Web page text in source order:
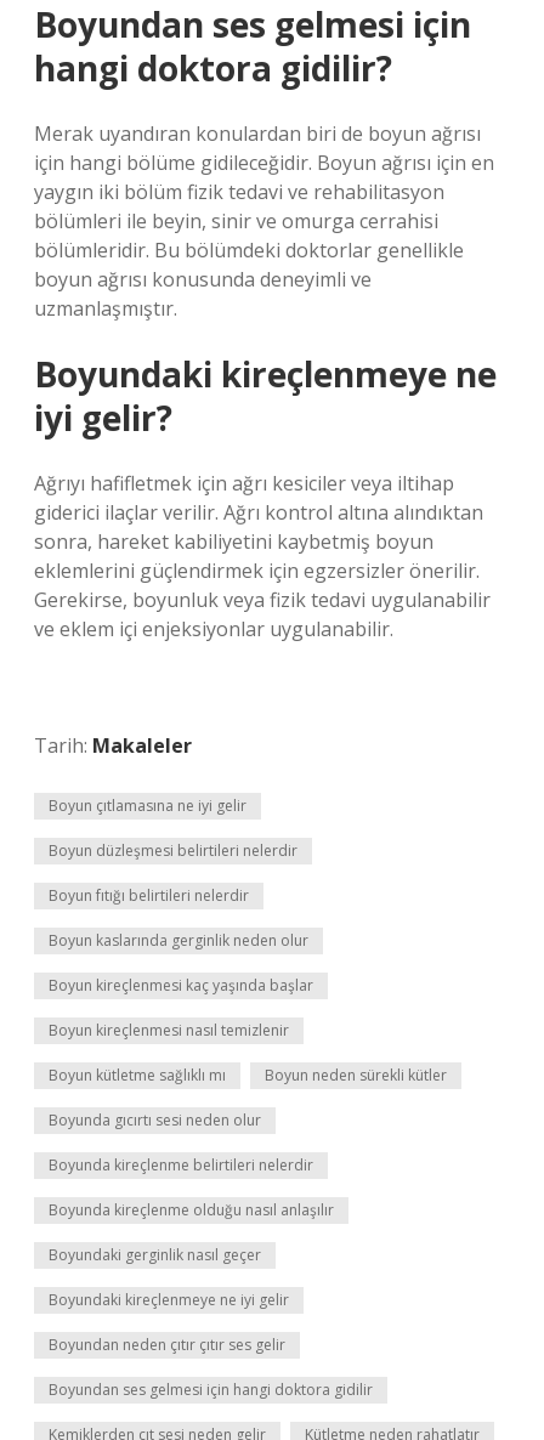
Boyundan ses gelmesi için
hangi doktora gidilir?
Merak uyandıran konulardan biri de boyun ağrısı
için hangi bölüme gidileceğidir. Boyun ağrısı için en
yaygın iki bölüm fizik tedavi ve rehabilitasyon
bölümleri ile beyin, sinir ve omurga cerrahisi
bölümleridir. Bu bölümdeki doktorlar genellikle
boyun ağrısı konusunda deneyimli ve
uzmanlaşmıştır.
Boyundaki kireçlenmeye ne
iyi gelir?
Ağrıyı hafifletmek için ağrı kesiciler veya iltihap
giderici ilaçlar verilir. Ağrı kontrol altına alındıktan
sonra, hareket kabiliyetini kaybetmiş boyun
eklemlerini güçlendirmek için egzersizler önerilir.
Gerekirse, boyunluk veya fizik tedavi uygulanabilir
ve eklem içi enjeksiyonlar uygulanabilir.
Tarih: Makaleler
Boyun çıtlamasına ne iyi gelir
Boyun düzleşmesi belirtileri nelerdir
Boyun fıtığı belirtileri nelerdir
Boyun kaslarında gerginlik neden olur
Boyun kireçlenmesi kaç yaşında başlar
Boyun kireçlenmesi nasıl temizlenir
Boyun kütletme sağlıklı mı Boyun neden sürekli kütler
Boyunda gıcırtı sesi neden olur
Boyunda kireçlenme belirtileri nelerdir
Boyunda kireçlenme olduğu nasıl anlaşılır
Boyundaki gerginlik nasıl geçer
Boyundaki kireçlenmeye ne iyi gelir
Boyundan neden çıtır çıtır ses gelir
Boyundan ses gelmesi için hangi doktora gidilir
Kemiklerden çıt sesi neden gelir Kütletme neden rahatlatır